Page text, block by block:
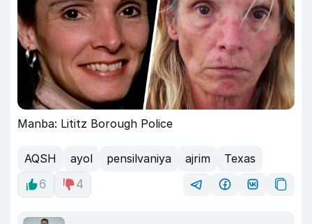
Manba: Lititz Borough Police
AQSH ayol pensilvaniya ajrim
Texas
6
4